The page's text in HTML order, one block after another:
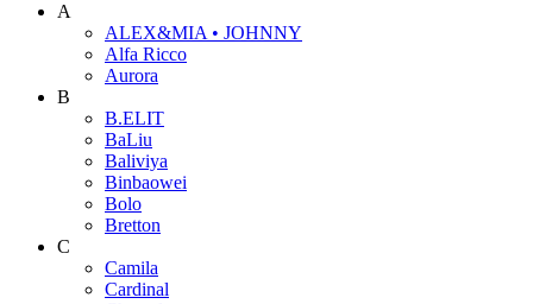
A
ALEX&MIA • JOHNNY
Alfa Ricco
Aurora
B
B.ELIT
BaLiu
Baliviya
Binbaowei
Bolo
Bretton
C
Camila
Cardinal